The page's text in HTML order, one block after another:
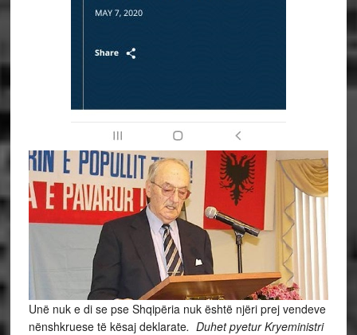
Unë nuk e di se pse Shqipëria nuk është njëri prej vendeve
nënshkruese të kësaj deklarate. Duhet pyetur Kryeministri